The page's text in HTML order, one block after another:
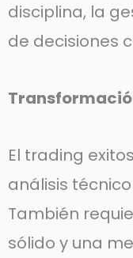
disciplina, la
de decisiones
El trading
análisis
También
sólido y una